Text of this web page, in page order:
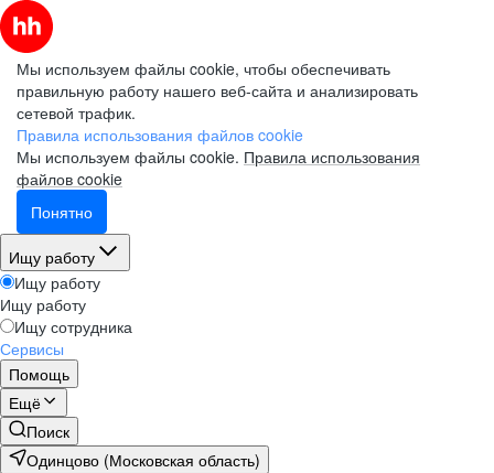
Мы используем файлы cookie, чтобы обеспечивать
правильную работу нашего веб-сайта и анализировать
сетевой трафик.
Правила использования файлов cookie
Мы используем файлы cookie. Правила использования
файлов cookie
Понятно
Ищу работу
Ищу работу
Ищу работу
Ищу сотрудника
Сервисы
Помощь
Ещё
Поиск
Одинцово (Московская область)